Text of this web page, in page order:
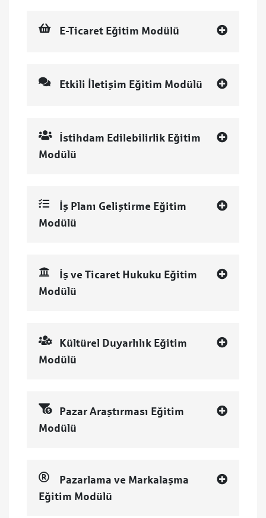
E-Ticaret Eğitim Modülü
Etkili İletişim Eğitim Modülü
İstihdam Edilebilirlik Eğitim
Modülü
İş Planı Geliştirme Eğitim
Modülü
İş ve Ticaret Hukuku Eğitim
Modülü
Kültürel Duyarlılık Eğitim
Modülü
Pazar Araştırması Eğitim
Modülü
Pazarlama ve Markalaşma
Eğitim Modülü